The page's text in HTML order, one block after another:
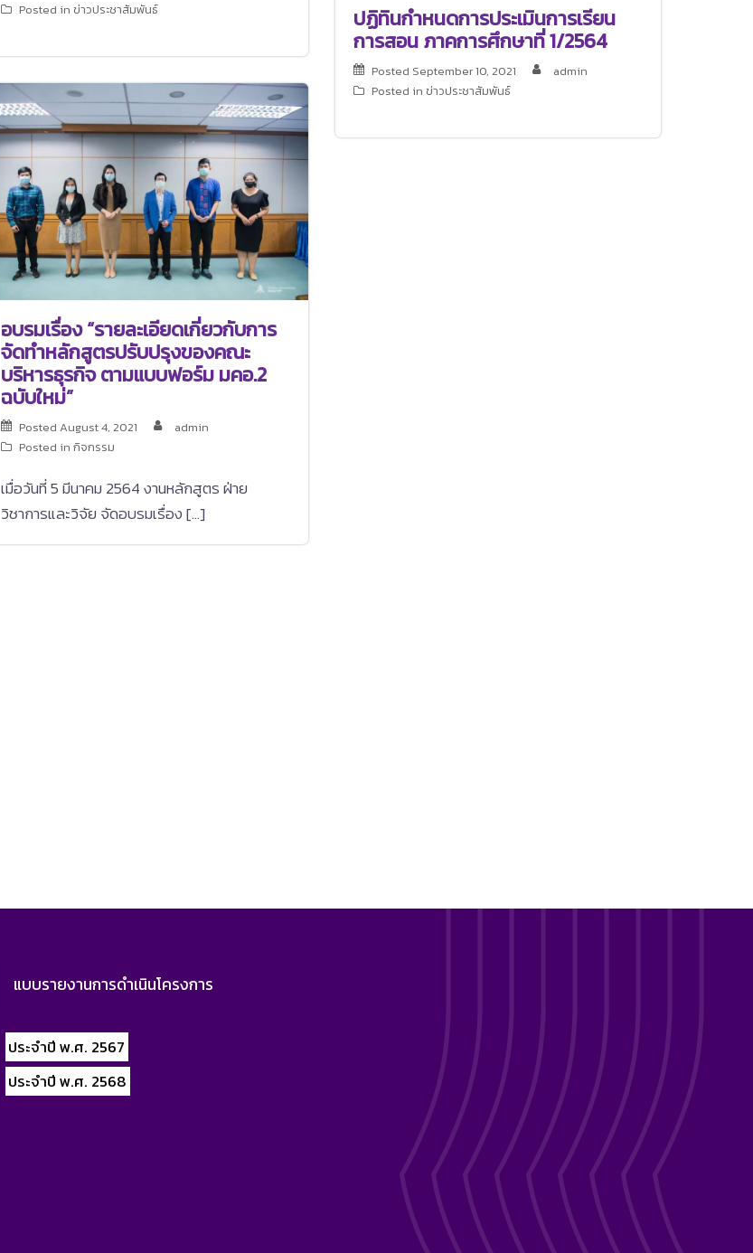
Posted in ข่าวประชาสัมพันธ์ ปฏิทินกำหนดการประเมินการเรียน
การสอน ภาคการศึกษาที่ 1/2564
Posted September 10, 2021
admin
Posted in ข่าวประชาสัมพันธ์
อบรมเรื่อง “รายละเอียดเกี่ยวกับการ
จัดทำหลักสูตรปรับปรุงของคณะ
บริหารธุรกิจ ตามแบบฟอร์ม มคอ.2
ฉบับใหม่”
Posted August 4, 2021
admin
Posted in กิจกรรม
เมื่อวันที่ 5 มีนาคม 2564 งานหลักสูตร ฝ่าย
วิชาการและวิจัย จัดอบรมเรื่อง […]
แบบรายงานการดำเนินโครงการ
ประจำปี พ.ศ. 2567
ประจำปี พ.ศ. 2568